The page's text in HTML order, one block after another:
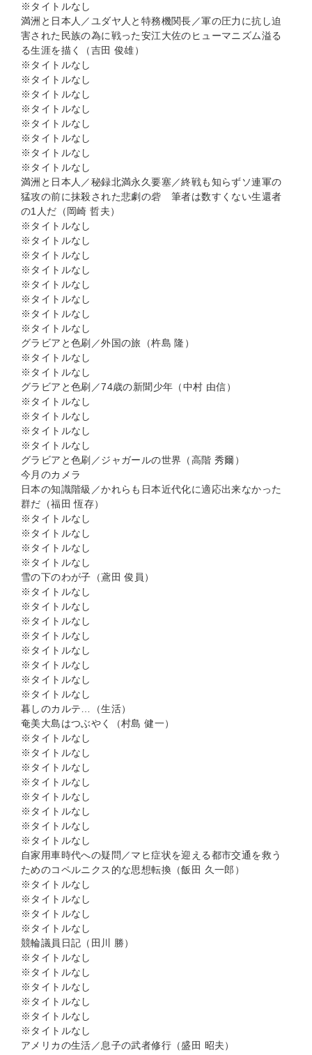
※タイトルなし
満洲と日本人／ユダヤ人と特務機関長／軍の圧力に抗し迫
害された民族の為に戦った安江大佐のヒューマニズム溢る
る生涯を描く（吉田 俊雄）
※タイトルなし
※タイトルなし
※タイトルなし
※タイトルなし
※タイトルなし
※タイトルなし
※タイトルなし
※タイトルなし
満洲と日本人／秘録北満永久要塞／終戦も知らずソ連軍の
猛攻の前に抹殺された悲劇の砦 筆者は数すくない生還者
の1人だ（岡崎 哲夫）
※タイトルなし
※タイトルなし
※タイトルなし
※タイトルなし
※タイトルなし
※タイトルなし
※タイトルなし
※タイトルなし
グラビアと色刷／外国の旅（杵島 隆）
※タイトルなし
※タイトルなし
グラビアと色刷／74歳の新聞少年（中村 由信）
※タイトルなし
※タイトルなし
※タイトルなし
※タイトルなし
グラビアと色刷／ジャガールの世界（高階 秀爾）
今月のカメラ
日本の知識階級／かれらも日本近代化に適応出来なかった
群だ（福田 恆存）
※タイトルなし
※タイトルなし
※タイトルなし
※タイトルなし
雪の下のわが子（鳶田 俊員）
※タイトルなし
※タイトルなし
※タイトルなし
※タイトルなし
※タイトルなし
※タイトルなし
※タイトルなし
※タイトルなし
暮しのカルテ…（生活）
奄美大島はつぶやく（村島 健一）
※タイトルなし
※タイトルなし
※タイトルなし
※タイトルなし
※タイトルなし
※タイトルなし
※タイトルなし
※タイトルなし
自家用車時代への疑問／マヒ症状を迎える都市交通を救う
ためのコペルニクス的な思想転換（飯田 久一郎）
※タイトルなし
※タイトルなし
※タイトルなし
※タイトルなし
競輪議員日記（田川 勝）
※タイトルなし
※タイトルなし
※タイトルなし
※タイトルなし
※タイトルなし
※タイトルなし
アメリカの生活／息子の武者修行（盛田 昭夫）